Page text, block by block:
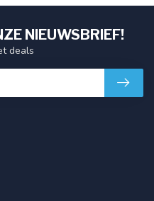
NIEUWSBRIEF!
deals